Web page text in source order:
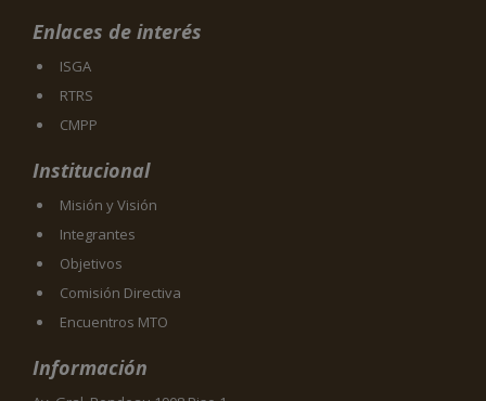
Enlaces de interés
ISGA
RTRS
CMPP
Institucional
Misión y Visión
Integrantes
Objetivos
Comisión Directiva
Encuentros MTO
Información